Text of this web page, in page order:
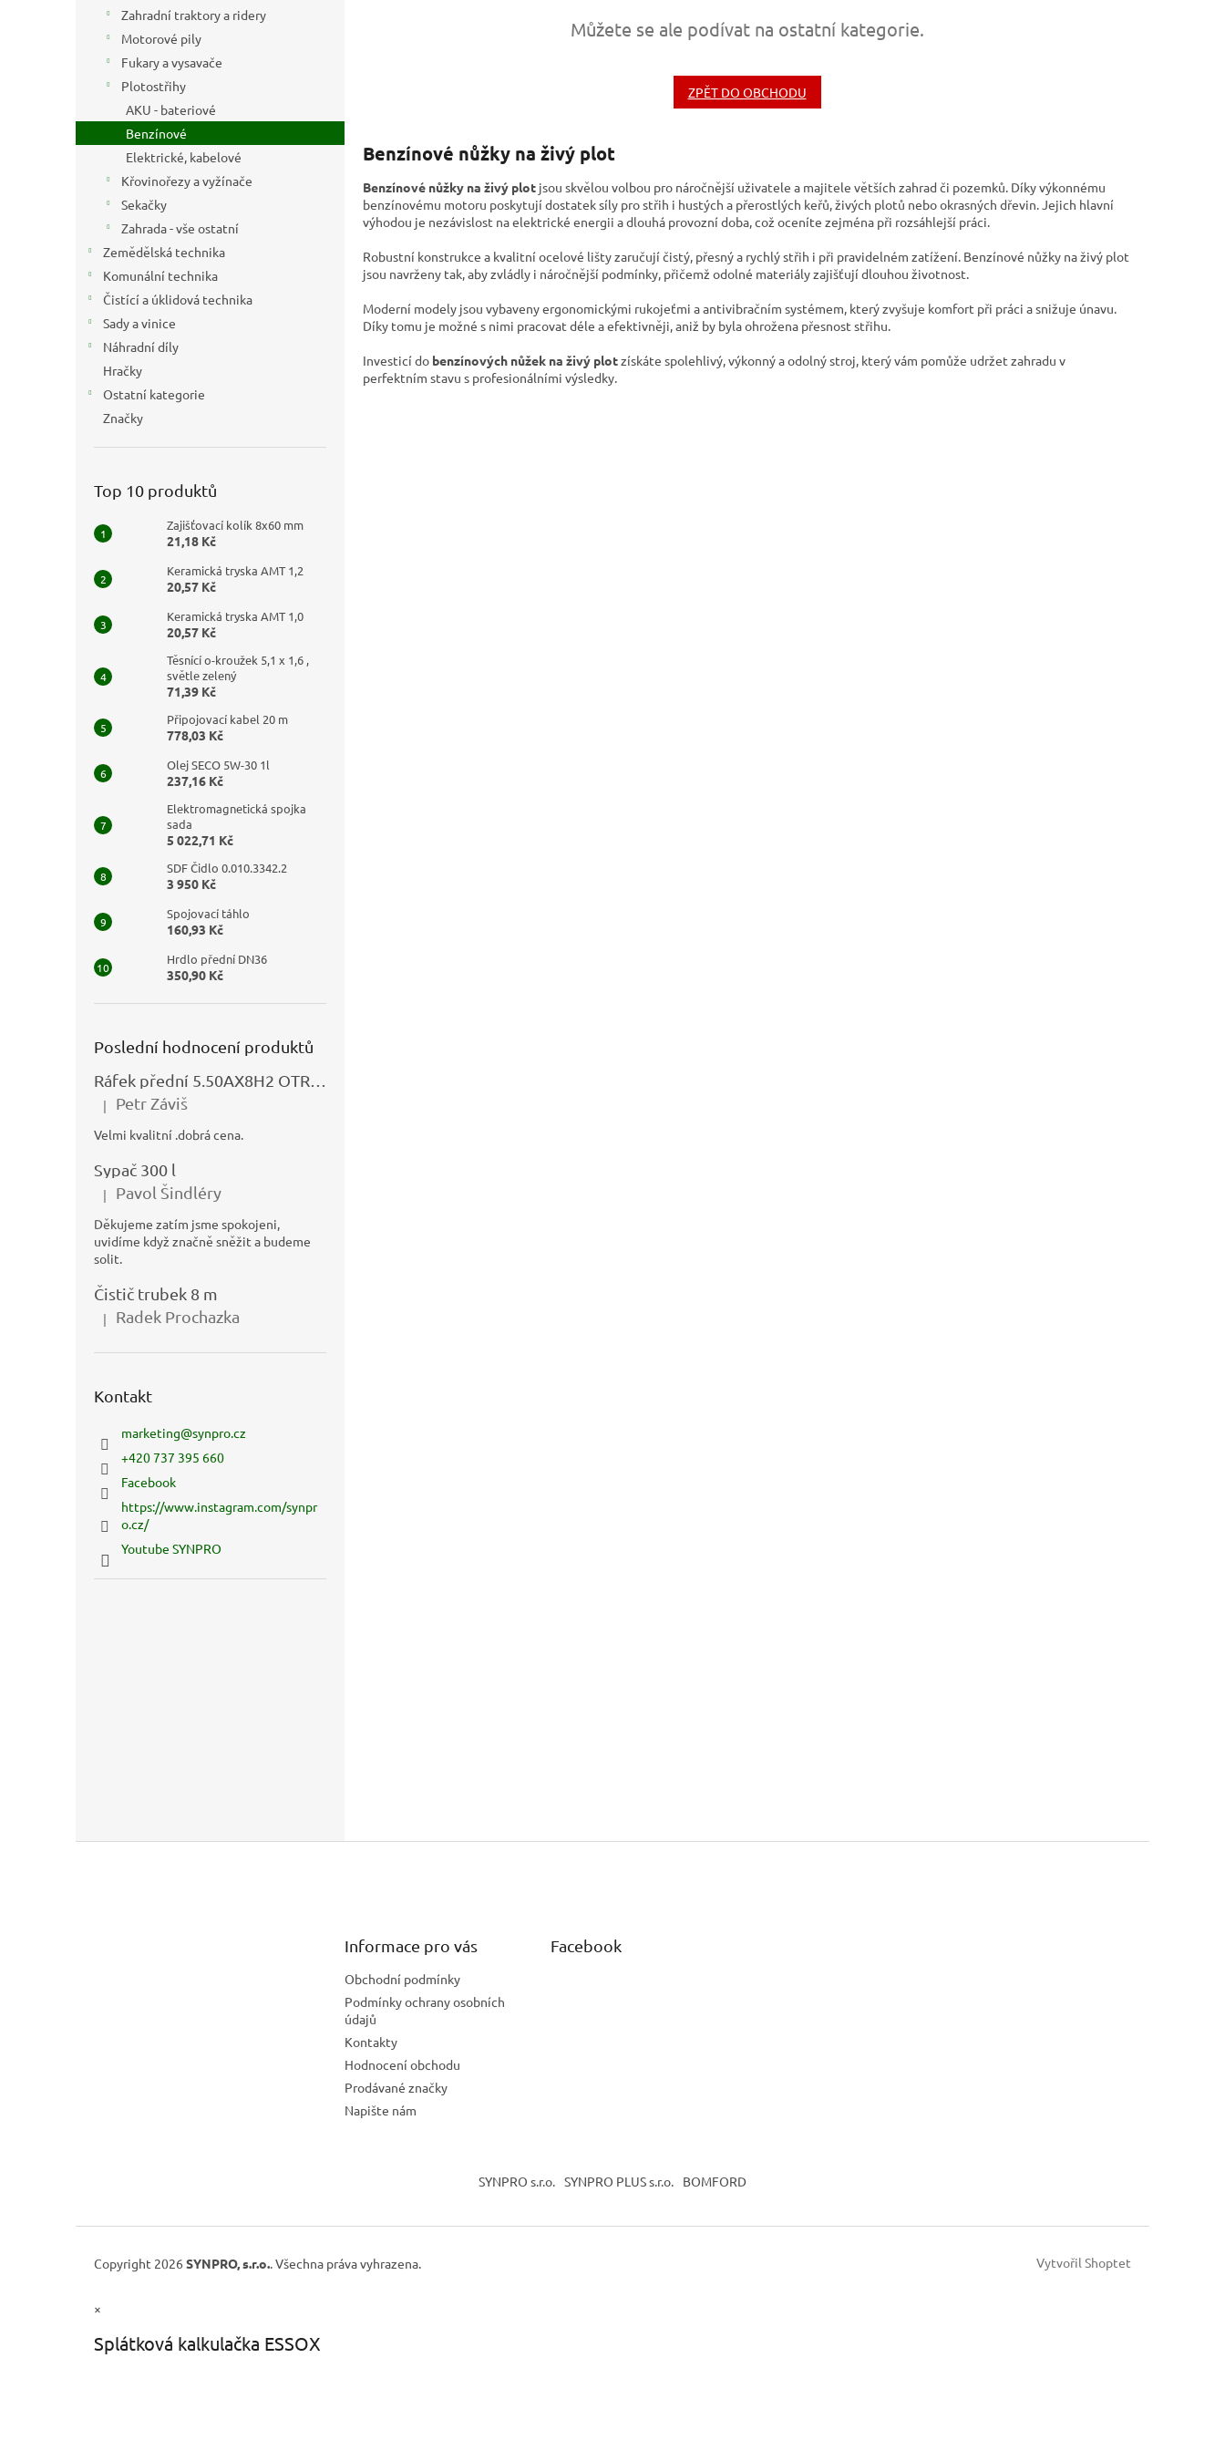
Zahradní traktory a ridery
Motorové pily
Fukary a vysavače
Plotostřihy
AKU - bateriové
Benzínové
Elektrické, kabelové
Křovinořezy a vyžínače
Sekačky
Zahrada - vše ostatní
Zemědělská technika
Komunální technika
Čistící a úklidová technika
Sady a vinice
Náhradní díly
Hračky
Ostatní kategorie
Značky
Top 10 produktů
Zajišťovací kolík 8x60 mm
21,18 Kč
Keramická tryska AMT 1,2
20,57 Kč
Keramická tryska AMT 1,0
20,57 Kč
Těsnící o-kroužek 5,1 x 1,6 ,
světle zelený
71,39 Kč
Připojovací kabel 20 m
778,03 Kč
Olej SECO 5W-30 1l
237,16 Kč
Elektromagnetická spojka
sada
5 022,71 Kč
SDF Čidlo 0.010.3342.2
3 950 Kč
Spojovací táhlo
160,93 Kč
Hrdlo přední DN36
350,90 Kč
Poslední hodnocení produktů
Hodnocení produktu je 5 z 5 hvězdiček.
| Petr Záviš
Velmi kvalitní .dobrá cena.
Sypač 300 l
Hodnocení produktu je 5 z 5 hvězdiček.
| Pavol Šindléry
Děkujeme zatím jsme spokojeni,
uvidíme když značně sněžit a budeme
solit.
Čistič trubek 8 m
Hodnocení produktu je 5 z 5 hvězdiček.
| Radek Prochazka
Kontakt
marketing@synpro.cz
+420 737 395 660
Facebook
https://www.instagram.com/synpr
o.cz/
Youtube SYNPRO
Můžete se ale podívat na ostatní kategorie.
ZPĚT DO OBCHODU
Benzínové nůžky na živý plot
Benzínové nůžky na živý plot jsou skvělou volbou pro náročnější uživatele a majitele větších zahrad či pozemků. Díky výkonnému
benzínovému motoru poskytují dostatek síly pro střih i hustých a přerostlých keřů, živých plotů nebo okrasných dřevin. Jejich hlavní
výhodou je nezávislost na elektrické energii a dlouhá provozní doba, což oceníte zejména při rozsáhlejší práci.
Robustní konstrukce a kvalitní ocelové lišty zaručují čistý, přesný a rychlý střih i při pravidelném zatížení. Benzínové nůžky na živý plot
jsou navrženy tak, aby zvládly i náročnější podmínky, přičemž odolné materiály zajišťují dlouhou životnost.
Moderní modely jsou vybaveny ergonomickými rukojeťmi a antivibračním systémem, který zvyšuje komfort při práci a snižuje únavu.
Díky tomu je možné s nimi pracovat déle a efektivněji, aniž by byla ohrožena přesnost střihu.
Investicí do benzínových nůžek na živý plotzískáte spolehlivý, výkonný a odolný stroj, který vám pomůže udržet zahradu v
perfektním stavu s profesionálními výsledky.
Informace pro vás
Obchodní podmínky
Podmínky ochrany osobních
údajů
Kontakty
Hodnocení obchodu
Prodávané značky
Napište nám
Facebook
SYNPRO s.r.o. SYNPRO PLUS s.r.o. BOMFORD
Vytvořil Shoptet
Copyright 2026 SYNPRO, s.r.o.. Všechna práva vyhrazena.
×
Splátková kalkulačka ESSOX